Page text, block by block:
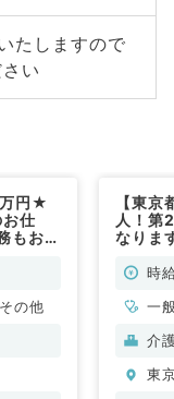
たしますので
い
万円★
仕
もお任
の他
【東
人！第
なりま
勤）時
一
介
東